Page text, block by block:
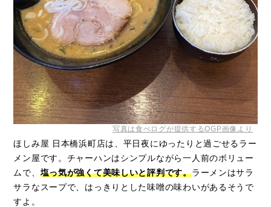
写真は食べログが提供するOGP画像より
ほしみ屋 日本橋浜町店は、平日夜にゆったりと過ごせるラー
メン屋です。チャーハンはシンプルながら一人前のボリュー
ムで、 塩っ気が強くて美味しいと評判です。ラーメンはサラ
サラなスープで、はっきりとした味噌の味わいがあるそうで
すよ。